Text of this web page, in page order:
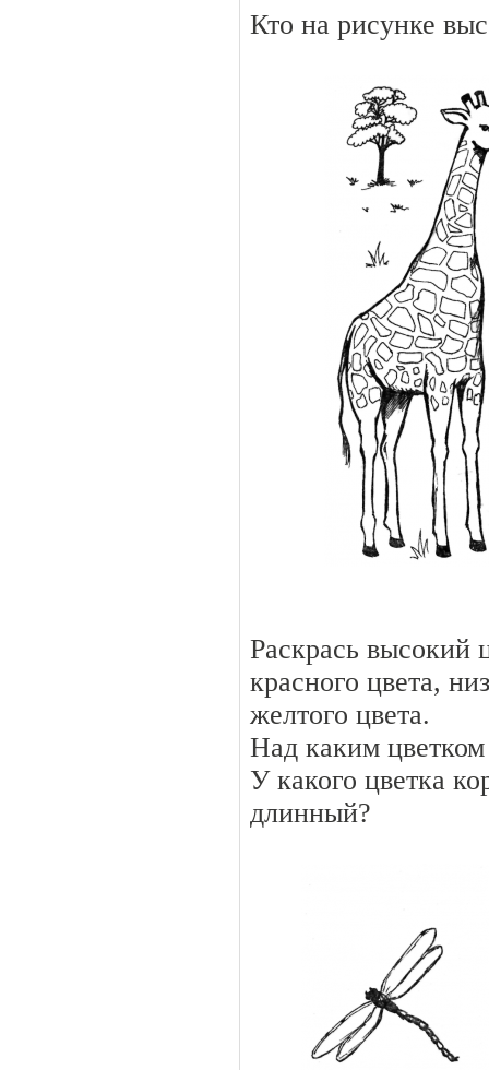
Кто на рисунке
Раскрась высокий
красного цвета,
желтого цвета.
Над каким цветком
У какого цветка
длинный?